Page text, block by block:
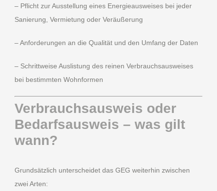
– Pflicht zur Ausstellung eines Energieausweises bei jeder
Sanierung, Vermietung oder Veräußerung
– Anforderungen an die Qualität und den Umfang der Daten
– Schrittweise Auslistung des reinen Verbrauchsausweises
bei bestimmten Wohnformen
Verbrauchsausweis oder
Bedarfsausweis – was gilt
wann?
Grundsätzlich unterscheidet das GEG weiterhin zwischen
zwei Arten: